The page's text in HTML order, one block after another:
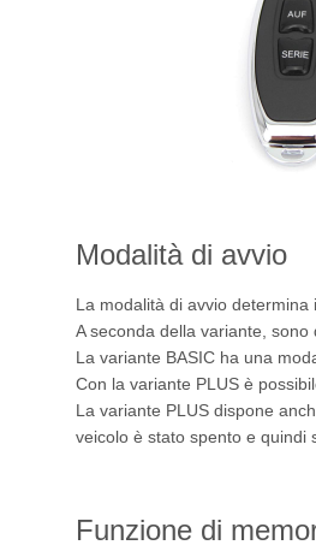
Modalità di avvio
La modalità di avvio
A seconda della variante,
La variante BASIC ha una
Con la variante PLUS è
La variante PLUS dispone
veicolo è stato spento e quindi
Funzione di